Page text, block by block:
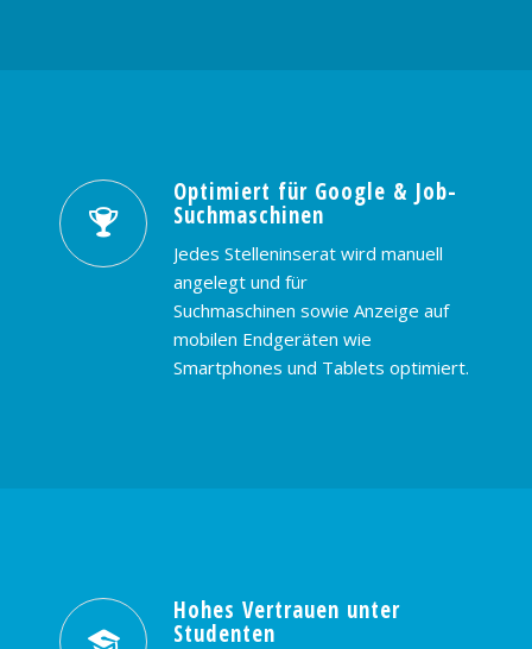
Optimiert für Google & Job-
Suchmaschinen
Jedes Stelleninserat wird manuell
angelegt und für
Suchmaschinen sowie Anzeige auf
mobilen Endgeräten wie
Smartphones und Tablets optimiert.
Hohes Vertrauen unter
Studenten